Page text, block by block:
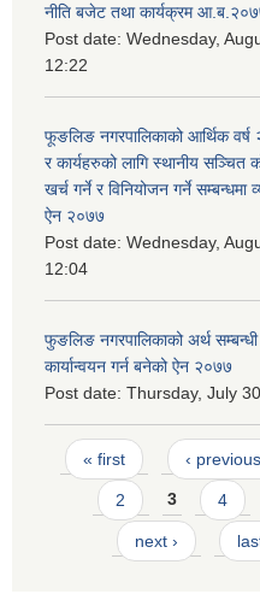
नीति बजेट तथा कार्यक्रम
Post date: Wednesday,
12:22
फूङलिङ नगरपालिकाको आर्थिक
र कार्यहरुको लागि स्थानीय सञ्चित
खर्च गर्ने र विनियोजन गर्ने सम्बन्धमा
ऐन २०७७
Post date: Wednesday,
12:04
फुङलिङ नगरपालिकाको अर्थ सम्बन्धी
कार्यान्वयन गर्न बनेको ऐन २०७७
Post date: Thursday, July
Pages
« first ‹ previous
2 3 4
next ›